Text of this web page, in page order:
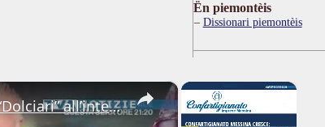
Ën piemontèis
Dissionari piemontèis
×
×
Messina. Costituita la nuova categoria “Dolciari” all’interno di Confartigianato